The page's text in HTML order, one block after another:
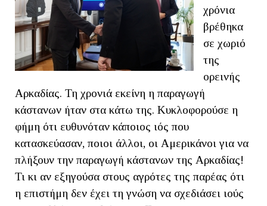
χρόνια
βρέθηκα
σε χωριό
της
ορεινής
Αρκαδίας. Τη χρονιά εκείνη η παραγωγή
κάστανων ήταν στα κάτω της. Κυκλοφορούσε η
φήμη ότι ευθυνόταν κάποιος ιός που
κατασκεύασαν, ποιοι άλλοι, οι Αμερικάνοι για να
πλήξουν την παραγωγή κάστανων της Αρκαδίας!
Τι κι αν εξηγούσα στους αγρότες της παρέας ότι
η επιστήμη δεν έχει τη γνώση να σχεδιάσει ιούς